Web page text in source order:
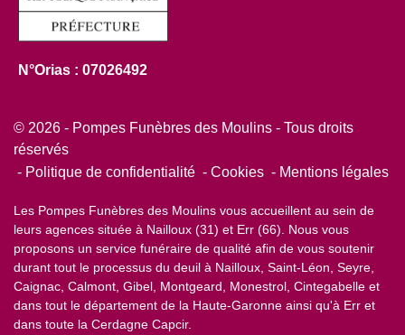
N°Orias : 07026492
© 2026 - Pompes Funèbres des Moulins - Tous droits
réservés
Politique de confidentialité
Cookies Mentions légales
Les Pompes Funèbres des Moulins vous accueillent au sein de
leurs agences située à Nailloux (31) et Err (66). Nous vous
proposons un service funéraire de qualité afin de vous soutenir
durant tout le processus du deuil à Nailloux, Saint-Léon, Seyre,
Caignac, Calmont, Gibel, Montgeard, Monestrol, Cintegabelle et
dans tout le département de la Haute-Garonne ainsi qu'à Err et
dans toute la Cerdagne Capcir.